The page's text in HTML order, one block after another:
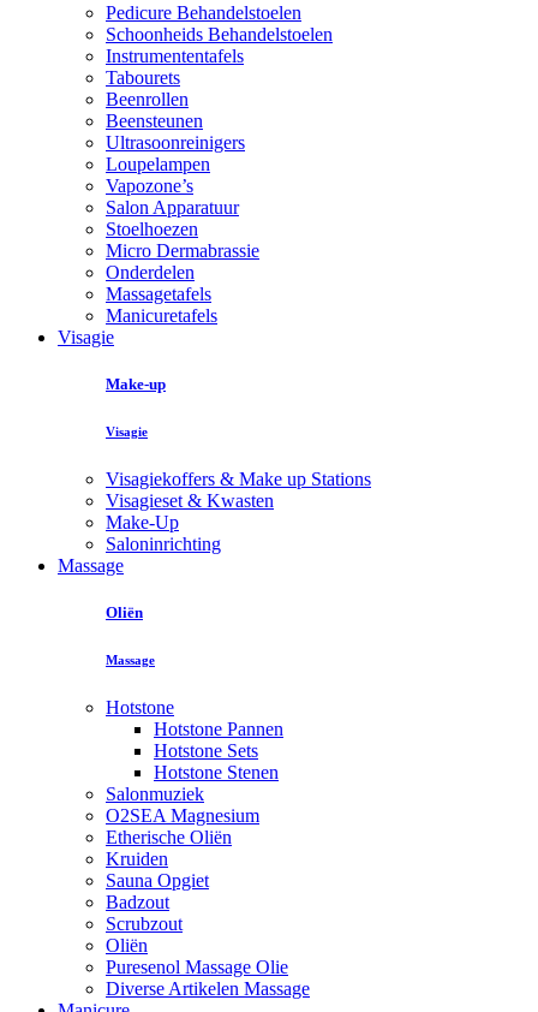
Pedicure Behandelstoelen
Schoonheids Behandelstoelen
Instrumententafels
Tabourets
Beenrollen
Beensteunen
Ultrasoonreinigers
Loupelampen
Vapozone’s
Salon Apparatuur
Stoelhoezen
Micro Dermabrassie
Onderdelen
Massagetafels
Manicuretafels
Visagie
Make-up
Visagie
Visagiekoffers & Make up Stations
Visagieset & Kwasten
Make-Up
Saloninrichting
Massage
Oliën
Massage
Hotstone
Hotstone Pannen
Hotstone Sets
Hotstone Stenen
Salonmuziek
O2SEA Magnesium
Etherische Oliën
Kruiden
Sauna Opgiet
Badzout
Scrubzout
Oliën
Puresenol Massage Olie
Diverse Artikelen Massage